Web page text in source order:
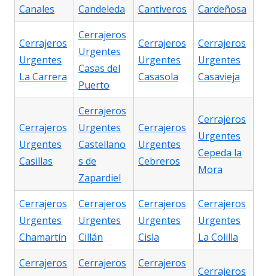
Canales
Candeleda
Cantiveros
Cardeñosa
Cerrajeros
Urgentes
La Carrera
Cerrajeros
Urgentes
Casas del
Puerto
Cerrajeros
Urgentes
Casasola
Cerrajeros
Urgentes
Casavieja
Cerrajeros
Urgentes
Casillas
Cerrajeros
Urgentes
Castellano
s de
Zapardiel
Cerrajeros
Urgentes
Cebreros
Cerrajeros
Urgentes
Cepeda la
Mora
Cerrajeros
Urgentes
Chamartín
Cerrajeros
Urgentes
Cillán
Cerrajeros
Urgentes
Cisla
Cerrajeros
Urgentes
La Colilla
Cerrajeros
Cerrajeros
Cerrajeros
Cerrajeros